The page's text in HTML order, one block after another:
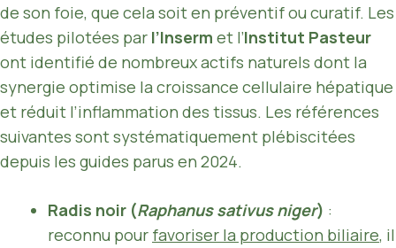
de son foie, que cela soit en préventif ou curatif. Les
études pilotées par l’Inserm et l’Institut Pasteur
ont identifié de nombreux actifs naturels dont la
synergie optimise la croissance cellulaire hépatique
et réduit l’inflammation des tissus. Les références
suivantes sont systématiquement plébiscitées
depuis les guides parus en 2024.
Radis noir (Raphanus sativus niger) :
reconnu pour favoriser la production biliaire, il